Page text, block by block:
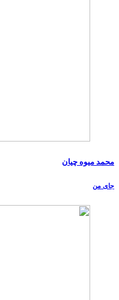
محمد میوه چیان
جای من